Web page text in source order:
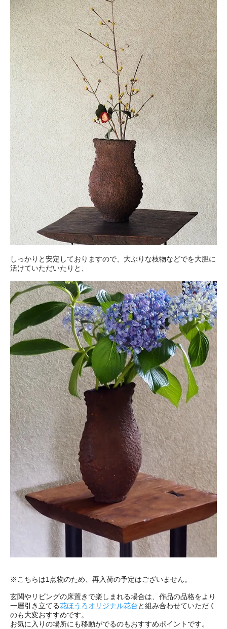
しっかりと安定しておりますので、大ぶりな枝物などでを大胆に
活けていただいたりと、
※こちらは1点物のため、再入荷の予定はございません。
玄関やリビングの床置きで楽しまれる場合は、作品の品格をより
一層引き立てる花ほうろオリジナル花台と組み合わせていただく
のも大変おすすめです。
お気に入りの場所にも移動がでるのもおすすめポイントです。